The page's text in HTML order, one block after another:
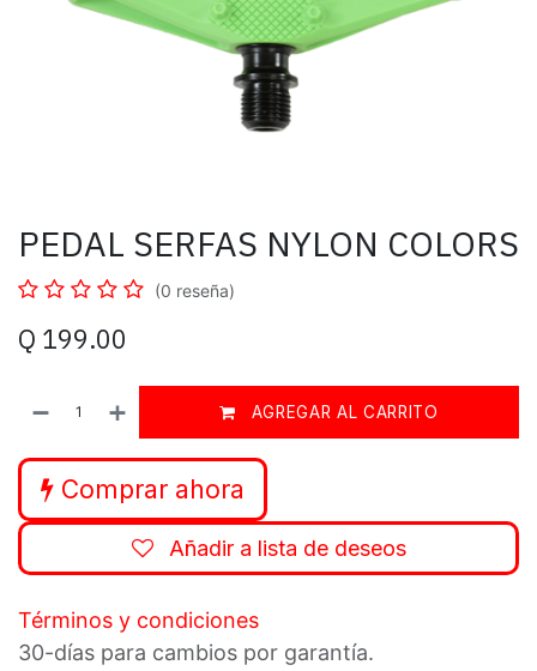
PEDAL SERFAS NYLON COLORS
(0 reseña)
Q 199.00
AGREGAR AL CARRITO
Comprar ahora
Añadir a lista de deseos
Términos y condiciones
30-días para cambios por garantía.